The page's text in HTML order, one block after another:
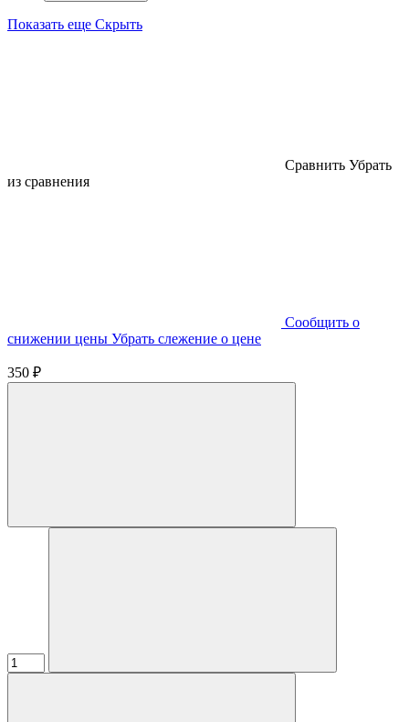
Показать еще Скрыть
Cравнить Убрать
из сравнения
Cообщить о
снижении цены Убрать слежение о цене
350 ₽